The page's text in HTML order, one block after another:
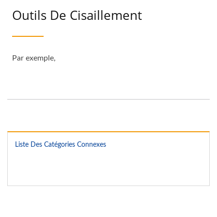
Outils De Cisaillement
Par exemple,
Liste Des Catégories Connexes